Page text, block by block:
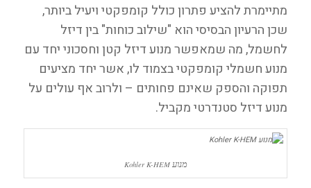
מתיימרת להציע פתרון כולל קומפקטי ויעיל ביותר,
שכן הרעיון הבסיסי הוא "שילוב כוחות" בין דיזל
לחשמל, מה שמאפשר מנוע דיזל קטן וחסכוני יחד עם
מנוע חשמלי קומפקטי בצמוד לו, אשר יחד מציעים
תפוקה והספק שאינם פחותים – ולרוב אף עולים על
מנוע דיזל סטנדרטי מקביל.
מנועKohler K-HEM